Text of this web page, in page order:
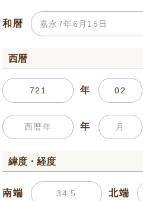
和暦
西暦
年
年
緯度・経度
南端 北端